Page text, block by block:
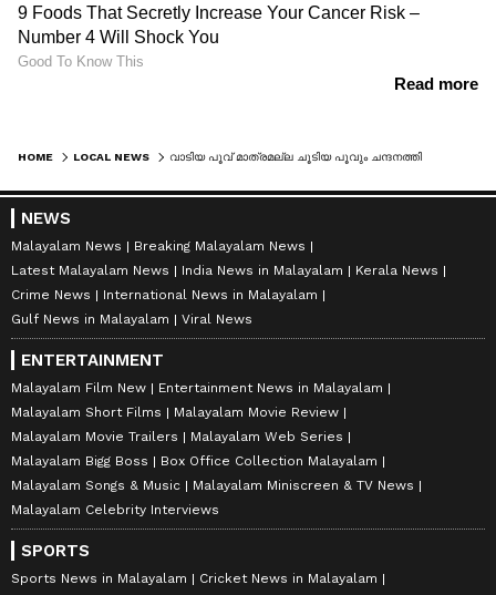
HOME LOCAL NEWS
NEWS
Malayalam News
Breaking Malayalam News
Latest Malayalam News
India News in Malayalam
Kerala News
Crime News
International News in Malayalam
Gulf News in Malayalam
Viral News
ENTERTAINMENT
Malayalam Film New
Entertainment News in Malayalam
Malayalam Short Films
Malayalam Movie Review
Malayalam Movie Trailers
Malayalam Web Series
Malayalam Bigg Boss
Box Office Collection Malayalam
Malayalam Songs & Music
Malayalam Miniscreen & TV News
Malayalam Celebrity Interviews
SPORTS
Sports News in Malayalam
Cricket News in Malayalam